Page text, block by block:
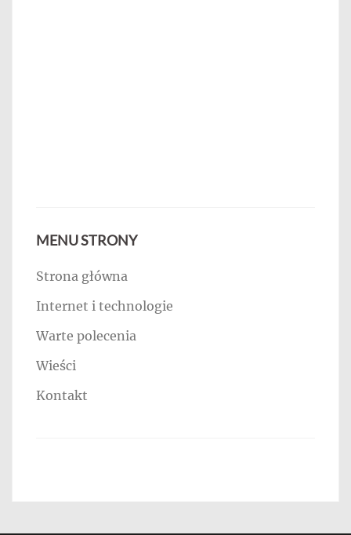
MENU STRONY
Strona główna
Internet i technologie
Warte polecenia
Wieści
Kontakt